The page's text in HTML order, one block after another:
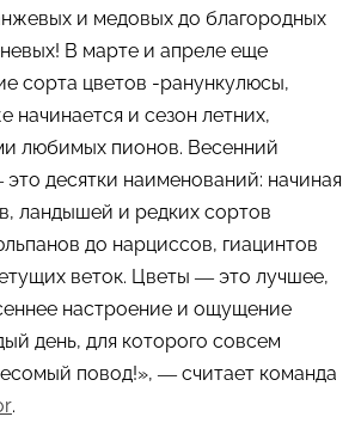
и медовых до благородных
В марте и апреле еще
сорта цветов -ранункулюсы,
начинается и сезон летних,
любимых пионов. Весенний
десятки наименований: начиная
ландышей и редких сортов
до нарциссов, гиацинтов
веток. Цветы — это лучшее,
настроение и ощущение
день, для которого совсем
повод!», — считает команда
.